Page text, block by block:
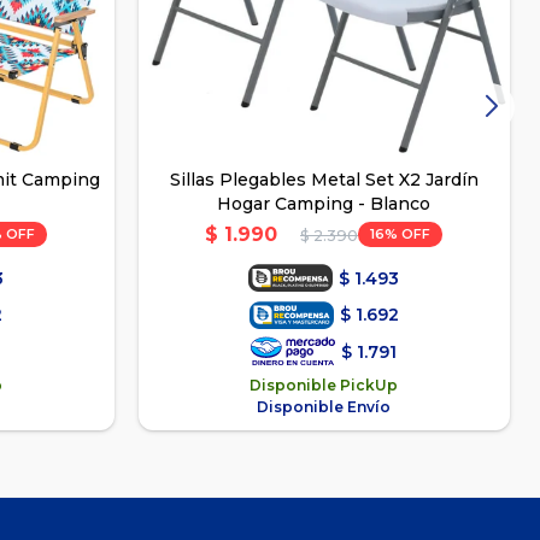
Camping
Sillas Plegables Metal Set X2 Jardín
Hogar Camping - Blanco
$ 1.990 $ 2.390 16
$ 1.493
$ 1.692
$ 1.791
Disponible PickUp
Disponible Envío